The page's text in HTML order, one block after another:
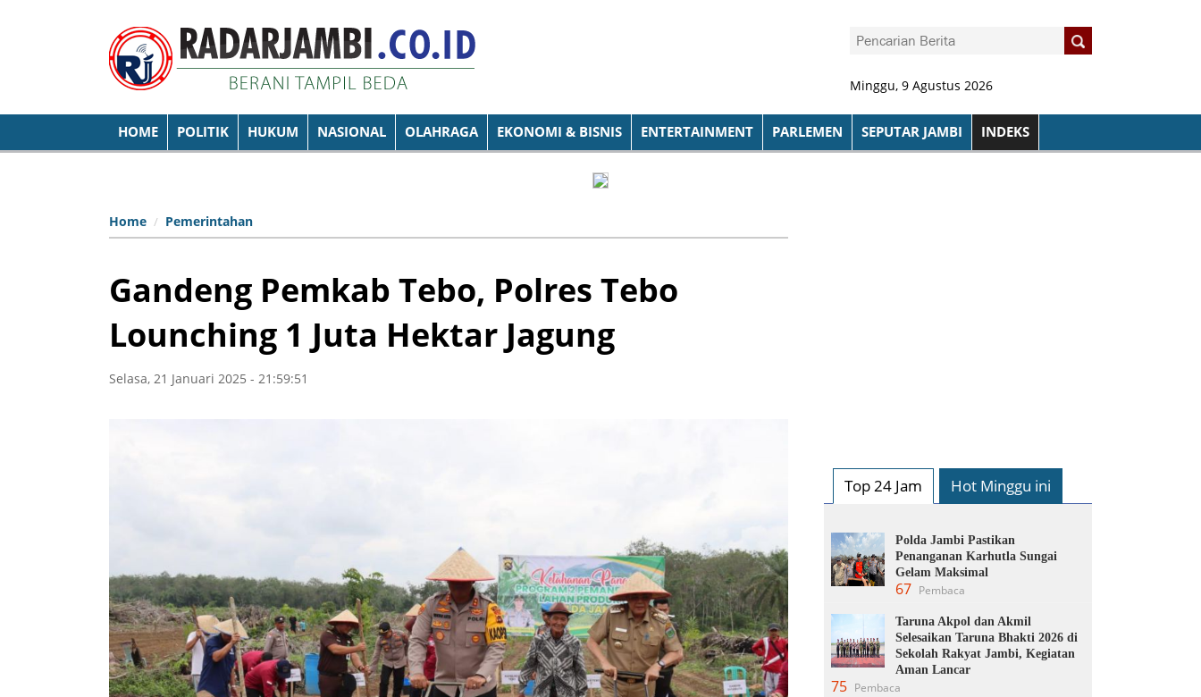
Minggu, 9 Agustus 2026
HOME POLITIK HUKUM NASIONAL OLAHRAGA EKONOMI & BISNIS ENTERTAINMENT PARLEMEN SEPUTAR JAMBI INDEKS
Home Pemerintahan
Gandeng Pemkab Tebo, Polres Tebo
Lounching 1 Juta Hektar Jagung
Selasa, 21 Januari 2025 - 21:59:51
Top 24 Jam Hot Minggu ini
Polda Jambi Pastikan
Penanganan Karhutla Sungai
Gelam Maksimal
67 Pembaca
Taruna Akpol dan Akmil
Selesaikan Taruna Bhakti 2026 di
Sekolah Rakyat Jambi, Kegiatan
Aman Lancar
75 Pembaca